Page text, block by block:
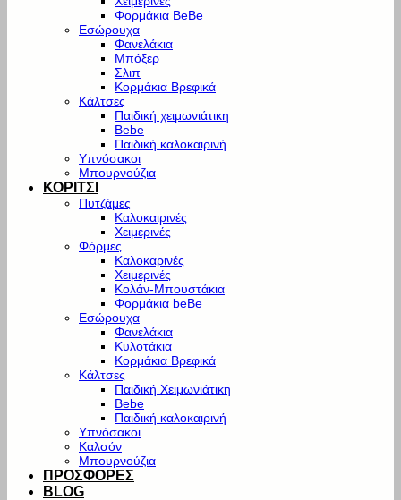
Φορμάκια BeBe
Εσώρουχα
Φανελάκια
Μπόξερ
Σλιπ
Κορμάκια Βρεφικά
Κάλτσες
Παιδική χειμωνιάτικη
Bebe
Παιδική καλοκαιρινή
Υπνόσακοι
Μπουρνούζια
ΚΟΡΙΤΣΙ
Πυτζάμες
Καλοκαιρινές
Χειμερινές
Φόρμες
Καλοκαρινές
Χειμερινές
Κολάν-Μπουστάκια
Φορμάκια beBe
Εσώρουχα
Φανελάκια
Κυλοτάκια
Κορμάκια Βρεφικά
Κάλτσες
Παιδική Χειμωνιάτικη
Bebe
Παιδική καλοκαιρινή
Υπνόσακοι
Καλσόν
Μπουρνούζια
ΠΡΟΣΦΟΡΕΣ
BLOG